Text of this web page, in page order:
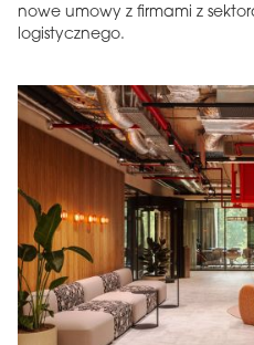
nowe umowy z firmami z
logistycznego.